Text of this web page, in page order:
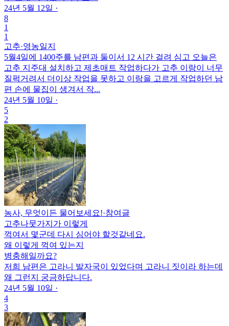
24년 5월 12일 ·
8
1
1
고추·영농일지
5월4일에 1400주를 남편과 둘이서 12 시간 걸려 심고 오늘은
고추 지주대 설치하고 제초매트 작업하다가 고추 이랑이 너무
질퍽거려서 더이상 작업을 못하고 이랑을 고르게 작업하던 남
편 손에 물집이 생겨서 작...
24년 5월 10일 ·
5
2
농사, 무엇이든 물어보세요!·참여글
고추나뭇가지가 이렇게
꺽여서 몇군데 다시 심어야 할것같네요.
왜 이렇게 꺽여 있는지
병충해일까요?
저희 남편은 고라니 발자국이 있었다며 고라니 짓이라 하는데
왜 그런지 궁금하답니다.
24년 5월 10일 ·
4
3